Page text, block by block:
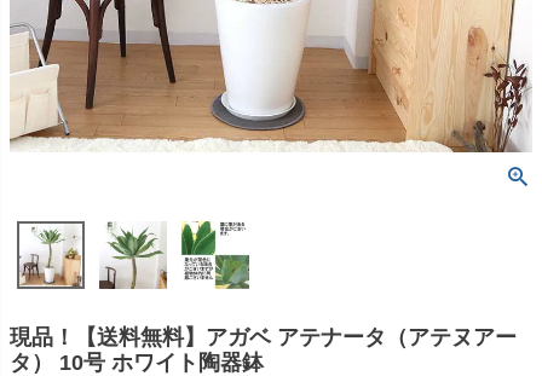
現品！【送料無料】アガベ アテナータ（アテヌアー
タ） 10号 ホワイト陶器鉢